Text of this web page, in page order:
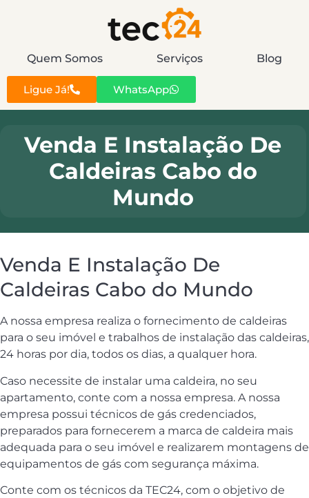
Quem Somos Serviços Blog
Ligue Já! WhatsApp
Venda E Instalação De
Caldeiras Cabo do
Mundo
Venda E Instalação De
Caldeiras Cabo do Mundo
A nossa empresa realiza o fornecimento de caldeiras
para o seu imóvel e trabalhos de instalação das caldeiras,
24 horas por dia, todos os dias, a qualquer hora.
Caso necessite de instalar uma caldeira, no seu
apartamento, conte com a nossa empresa. A nossa
empresa possui técnicos de gás credenciados,
preparados para fornecerem a marca de caldeira mais
adequada para o seu imóvel e realizarem montagens de
equipamentos de gás com segurança máxima.
Conte com os técnicos da TEC24, com o objetivo de